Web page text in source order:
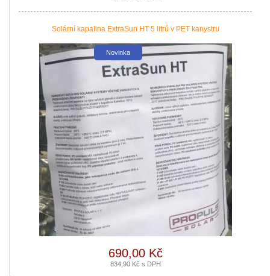
Solární kapalina ExtraSun HT 5 litrů v PET kanystru
Novinka
690,00 Kč
834,90 Kč s DPH